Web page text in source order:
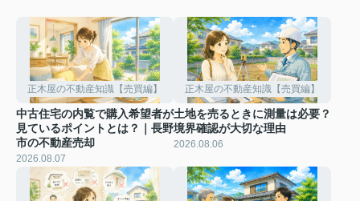
正木屋の不動産知識【売買編】
中古住宅の内覧で購入希望者が
見ているポイントとは？｜長野
市の不動産売却
2026.08.07
正木屋の不動産知識【売買編】
土地を売るときに測量は必要？
境界確認が大切な理由
2026.08.06